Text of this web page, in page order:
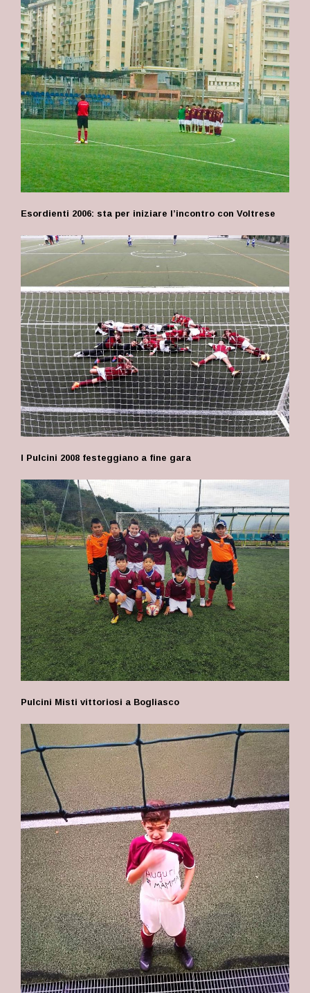
Esordienti 2006: sta per iniziare l’incontro con Voltrese
I Pulcini 2008 festeggiano a fine gara
Pulcini Misti vittoriosi a Bogliasco